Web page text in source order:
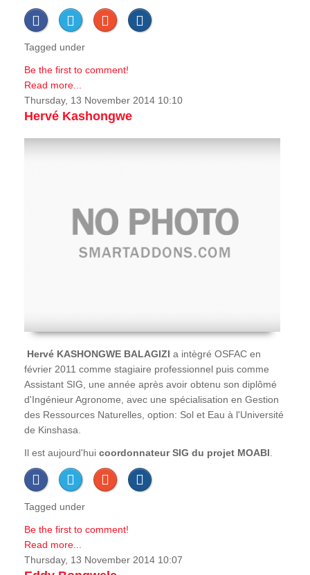
Tagged under
Be the first to comment!
Read more...
Thursday, 13 November 2014 10:10
Hervé Kashongwe
Hervé KASHONGWE BALAGIZI a intègré OSFAC en
février 2011 comme stagiaire professionnel puis comme
Assistant SIG, une année après avoir obtenu son diplômé
d'Ingénieur Agronome, avec une spécialisation en Gestion
des Ressources Naturelles, option: Sol et Eau à l'Université
de Kinshasa.
Il est aujourd'hui coordonnateur SIG du projet MOABI
Tagged under
Be the first to comment!
Read more...
Thursday, 13 November 2014 10:07